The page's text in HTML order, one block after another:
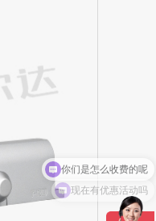
现在有优惠活动吗